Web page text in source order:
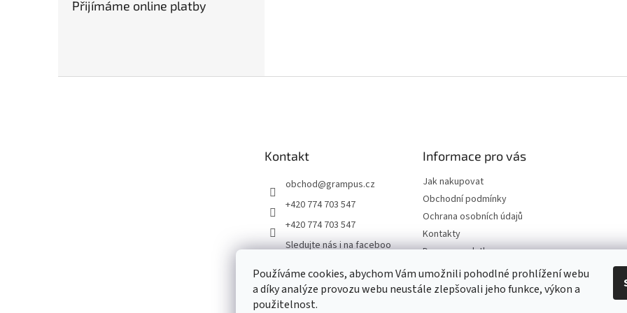
Používáme cookies, abychom Vám umožnili pohodlné prohlížení webu
a díky analýze provozu webu neustále zlepšovali jeho funkce, výkon a
použitelnost.
Přijímáme online platby
Kontakt
obchod@grampus.cz
+420 774 703 547
+420 774 703 547
Sledujte nás i na faceboo
Grampus0000
jirigrampus
Informace pro vás
Jak nakupovat
Obchodní podmínky
Ochrana osobních údajů
Kontakty
Doprava a platba